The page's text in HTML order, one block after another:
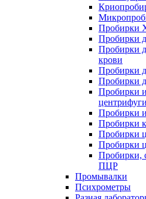
Пробирки
Пробирки
Пробирки
крови
Пробирки
Пробирки
Пробирки
Пробирки
Пробирки
Пробирки
Пробирки
Пробирки,
ПЦР
Промывалки
Психрометры